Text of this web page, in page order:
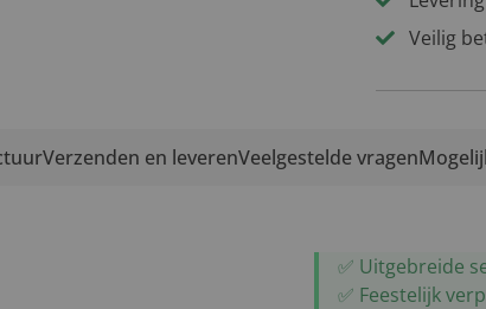
Veilig
Verzenden en leverenVeelgestelde vragen
✅ Uitgebreide
✅ Feestelijk